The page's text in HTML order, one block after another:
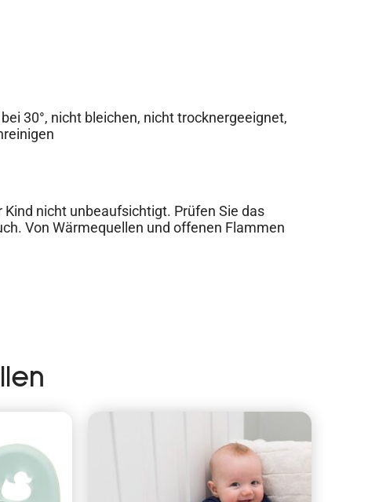
30°, nicht bleichen, nicht trocknergeeignet,
Kind nicht unbeaufsichtigt. Prüfen Sie das
Von Wärmequellen und offenen Flammen